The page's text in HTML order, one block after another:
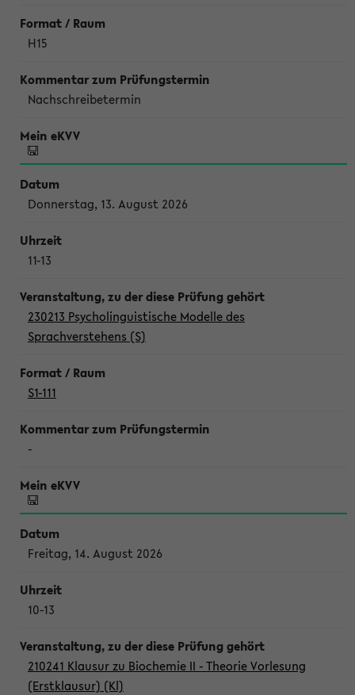
H15
Nachschreibetermin
Donnerstag, 13. August 2026
11-13
230213 Psycholinguistische Modelle des
Sprachverstehens (S)
S1-111
-
Freitag, 14. August 2026
10-13
210241 Klausur zu Biochemie II - Theorie Vorlesung
(Erstklausur) (Kl)